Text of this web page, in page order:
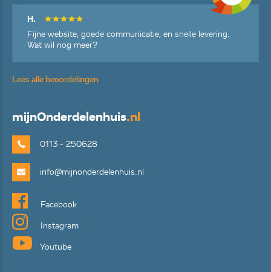
H.
Fijne website, goede communicatie, en snelle levering.
Wat wil nog meer?
Lees alle beoordelingen
mijnOnderdelenhuis.nl
0113 - 250628
info@mijnonderdelenhuis.nl
Facebook
Instagram
Youtube